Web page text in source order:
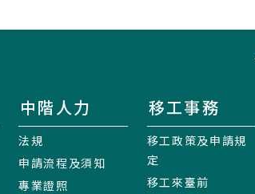
中階人力
法規
申請流程及須知
專業證照
移工事務
移工政策及申請規
定
移工來臺前